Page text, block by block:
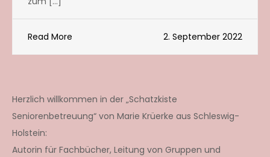
Read More 2. September 2022
Herzlich willkommen in der „Schatzkiste
Seniorenbetreuung“ von Marie Krüerke aus Schleswig-
Holstein:
Autorin für Fachbücher, Leitung von Gruppen und